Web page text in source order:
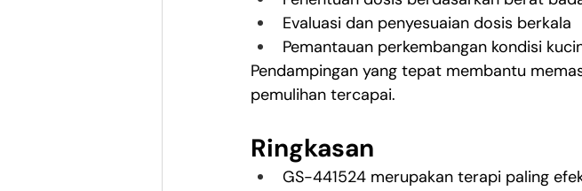
Evaluasi dan penyesuaian dosis berkala
Pemantauan perkembangan kondisi
Pendampingan yang tepat membantu
pemulihan tercapai.
Ringkasan
GS-441524 merupakan terapi paling